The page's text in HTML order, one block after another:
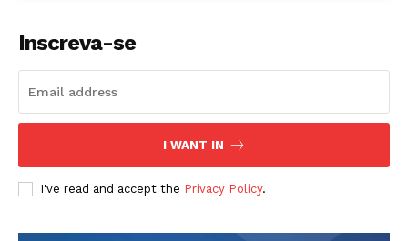
Inscreva-se
I WANT IN
I've read and accept the Privacy Policy.